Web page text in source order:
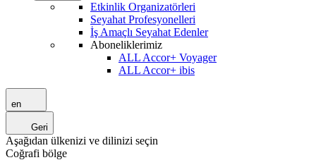
Etkinlik Organizatörleri
Seyahat Profesyonelleri
İş Amaçlı Seyahat Edenler
Aboneliklerimiz
ALL Accor+ Voyager
ALL Accor+ ibis
en
Geri
Aşağıdan ülkenizi ve dilinizi seçin
Coğrafi bölge